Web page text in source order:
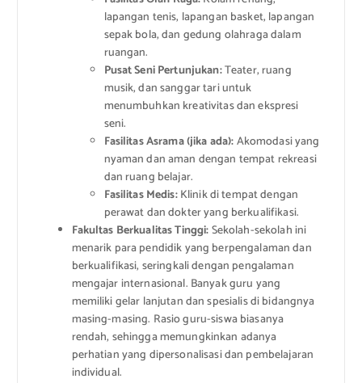
lapangan tenis, lapangan basket, lapangan
sepak bola, dan gedung olahraga dalam
ruangan.
Pusat Seni Pertunjukan:Teater, ruang
musik, dan sanggar tari untuk
menumbuhkan kreativitas dan ekspresi
seni.
Fasilitas Asrama (jika ada):Akomodasi yang
nyaman dan aman dengan tempat rekreasi
dan ruang belajar.
Fasilitas Medis:Klinik di tempat dengan
perawat dan dokter yang berkualifikasi.
Fakultas Berkualitas Tinggi:Sekolah-sekolah ini
menarik para pendidik yang berpengalaman dan
berkualifikasi, seringkali dengan pengalaman
mengajar internasional. Banyak guru yang
memiliki gelar lanjutan dan spesialis di bidangnya
masing-masing. Rasio guru-siswa biasanya
rendah, sehingga memungkinkan adanya
perhatian yang dipersonalisasi dan pembelajaran
individual.